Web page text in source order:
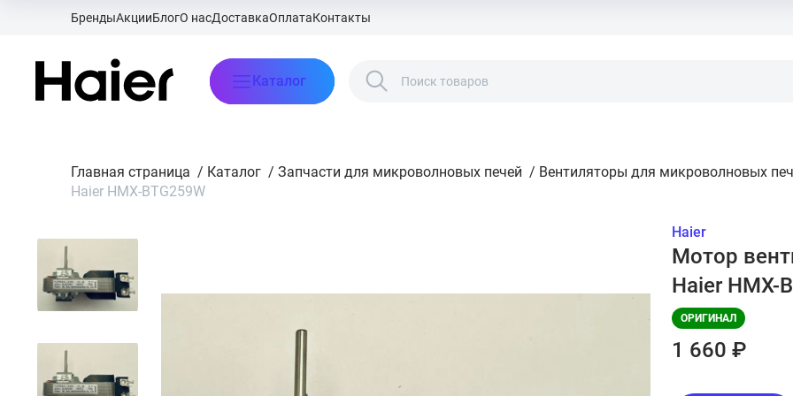
БрендыАкцииБлогО насДоставкаОплатаКонтакты
Каталог
Главная страница / Каталог / Запчасти для микроволновых печей / Вентиляторы для микроволновых
Haier HMX-BTG259W
Haier
Мотор
Haier HMX-
ОРИГИНАЛ
1 660 ₽